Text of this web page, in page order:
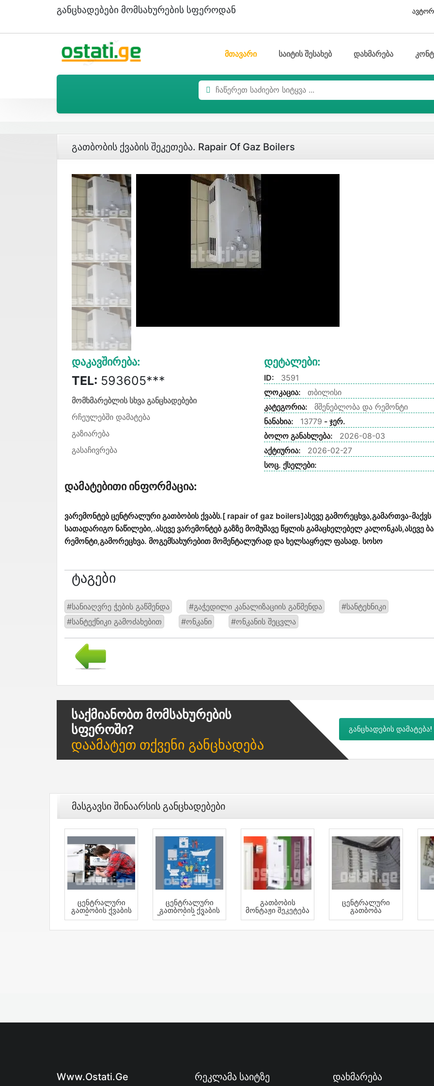
Განცხადებები Მომსახურების Სფეროდან
მთავარი საიტის შესახებ დახმარება
Გათბობის Ქვაბის Შეკეთება. Rapair Of Gaz Boilers
Დაკავშირება:
TEL: 593605***
მომხმარებლის სხვა განცხადებები
რჩეულებში დამატება
გაზიარება
გასაჩივრება
Დეტალები:
ID:
3591
ლოკაცია:
თბილისი
კატეგორია:
მშენებლობა და რემონტი
ნანახია:
13779 - ჯერ.
ბოლო განახლება:
2026-08-03
აქტიურია:
2026-02-27
სოც. ქსელები:
Დამატებითი Ინფორმაცია:
ვარემონტებ ცენტრალური გათბობის ქვაბს.[ rapair of gaz boilers]ასევე გამორეცხვა,გამართვა-მაქვს
სათადარიგო ნაწილები,.ასევე ვარემონტებ გაზზე მომუშავე წყლის გამაცხელებელ კალონკას,ასევე
რემონტი,გამორეცხვა. მოგემსახურებით მომენტალურად და ხელსაყრელ ფასად. სოსო
Ტაგები
#სანიაღვრე ჭების გაწმენდა #გაჭედილი კანალიზაციის გაწმენდა
#სანტეხნიკი
#სანტექნიკი გამოძახებით
#ონკანი #ონკანის შეცვლა
Საქმიანობთ Მომსახურების
Სფეროში?
Დაამატეთ Თქვენი Განცხადება
განცხადების დამატება!
Მასგავსი Შინაარსის Განცხადებები
Ცენტრალური
Გათბობის Ქვაბის
Შეკეთება
Ცენტრალური
Გათბობის Ქვაბის
Შეკეთება Მონტაჟი
Გათბობის
Მონტაჟი Შეკეტება
Ცენტრალური
Გათბობა
Www.ostati.ge Რეკლამა Საიტზე Დახმარება